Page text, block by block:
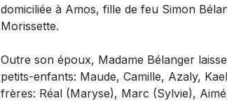
domiciliée à Amos, fille de feu Simon
Morissette.
Outre son époux, Madame Bélanger
petits-enfants: Maude, Camille, Azaly,
frères: Réal (Maryse), Marc (Sylvie),